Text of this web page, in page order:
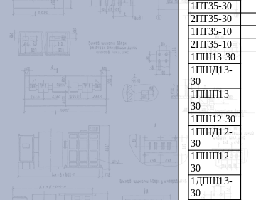
1ПТ35-30
2ПТ35-30
1ПТ35-10
2ПТ35-10
1ПШ13-30
1ПШД13-
30
1ПШП13-
30
1ПШ12-30
1ПШД12-
30
1ПШП12-
30
1ДПШ13-
30